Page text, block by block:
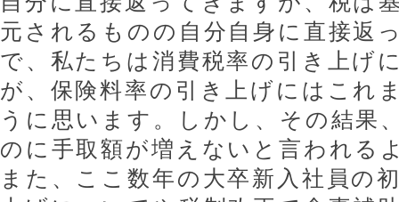
元されるものの自分自身に直接返
で、私たちは消費税率の引き上げ
が、保険料率の引き上げにはこれ
うに思います。しかし、その結果
のに手取額が増えないと言われる
また、ここ数年の大卒新入社員の